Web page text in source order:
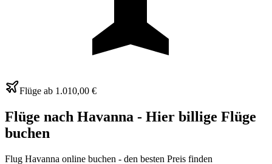
Flüge ab 1.010,00 €
Flüge nach Havanna - Hier billige Flüge
buchen
Flug Havanna online buchen - den besten Preis finden